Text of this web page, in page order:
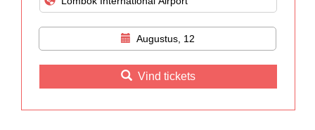
Augustus, 12
Vind tickets